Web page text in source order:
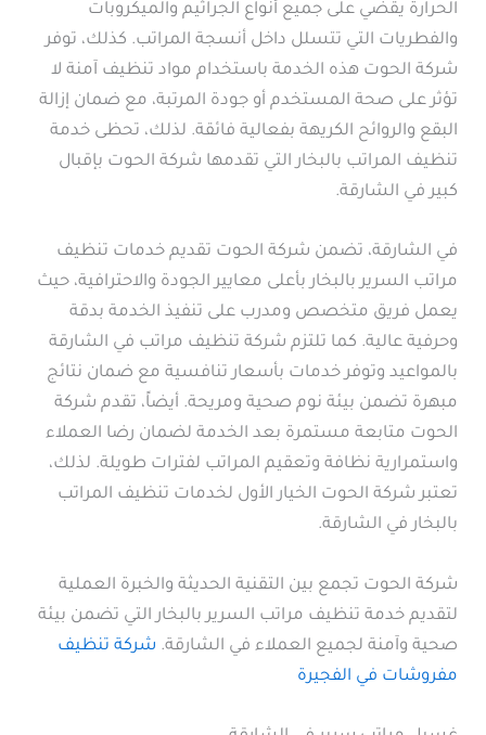
الحرارة يقضي على جميع أنواع الجراثيم والميكروبات
والفطريات التي تتسلل داخل أنسجة المراتب. كذلك، توفر
شركة الحوت هذه الخدمة باستخدام مواد تنظيف آمنة لا
تؤثر على صحة المستخدم أو جودة المرتبة، مع ضمان إزالة
البقع والروائح الكريهة بفعالية فائقة. لذلك، تحظى خدمة
تنظيف المراتب بالبخار التي تقدمها شركة الحوت بإقبال
كبير في الشارقة.
في الشارقة، تضمن شركة الحوت تقديم خدمات تنظيف
مراتب السرير بالبخار بأعلى معايير الجودة والاحترافية، حيث
يعمل فريق متخصص ومدرب على تنفيذ الخدمة بدقة
وحرفية عالية. كما تلتزم شركة تنظيف مراتب في الشارقة
بالمواعيد وتوفر خدمات بأسعار تنافسية مع ضمان نتائج
مبهرة تضمن بيئة نوم صحية ومريحة. أيضاً، تقدم شركة
الحوت متابعة مستمرة بعد الخدمة لضمان رضا العملاء
واستمرارية نظافة وتعقيم المراتب لفترات طويلة. لذلك،
تعتبر شركة الحوت الخيار الأول لخدمات تنظيف المراتب
بالبخار في الشارقة.
شركة الحوت تجمع بين التقنية الحديثة والخبرة العملية
لتقديم خدمة تنظيف مراتب السرير بالبخار التي تضمن بيئة
صحية وآمنة لجميع العملاء في الشارقة. شركة تنظيف
مفروشات في الفجيرة